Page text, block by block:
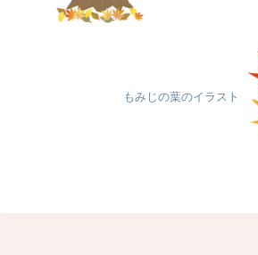
もみじの葉のイラスト